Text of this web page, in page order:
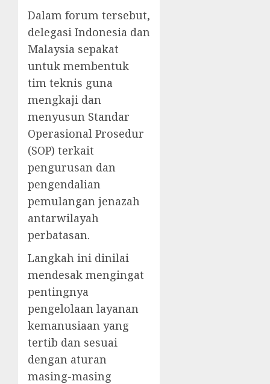
Dalam forum tersebut,
delegasi Indonesia dan
Malaysia sepakat
untuk membentuk
tim teknis guna
mengkaji dan
menyusun Standar
Operasional Prosedur
(SOP) terkait
pengurusan dan
pengendalian
pemulangan jenazah
antarwilayah
perbatasan.
Langkah ini dinilai
mendesak mengingat
pentingnya
pengelolaan layanan
kemanusiaan yang
tertib dan sesuai
dengan aturan
masing-masing